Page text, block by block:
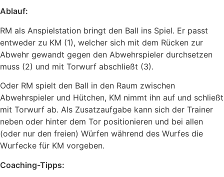
Ablauf:
RM als Anspielstation bringt den Ball ins Spiel. Er passt
entweder zu KM (1), welcher sich mit dem Rücken zur
Abwehr gewandt gegen den Abwehrspieler durchsetzen
muss (2) und mit Torwurf abschließt (3).
Oder RM spielt den Ball in den Raum zwischen
Abwehrspieler und Hütchen, KM nimmt ihn auf und schließt
mit Torwurf ab. Als Zusatzaufgabe kann sich der Trainer
neben oder hinter dem Tor positionieren und bei allen
(oder nur den freien) Würfen während des Wurfes die
Wurfecke für KM vorgeben.
Coaching-Tipps: